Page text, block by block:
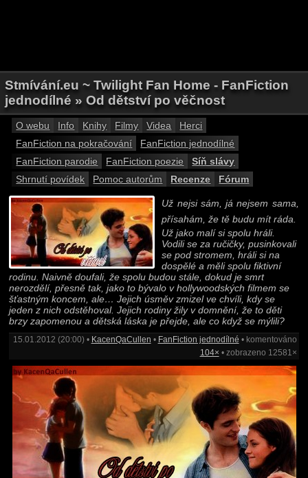
Stmívání.eu ~ Twilight Fan Home - FanFiction
jednodílné » Od dětství po věčnost
O webu Info Knihy Filmy Videa
Herci
FanFiction na pokračování
FanFiction jednodílné
FanFiction parodie
FanFiction poezie
Síň slávy
Shrnutí povídek
Pomoc autorům Recenze Fórum
Už nejsi sám, já nejsem sama,
přísahám, že tě budu mít ráda.
Už jako malí si spolu hráli.
Vodili se za ručičky, pusinkovali
se pod stromem, hráli si na
dospělé a měli spolu fiktivní
rodinu. Naivně doufali, že spolu budou stále, dokud je smrt
nerozdělí, přesně tak, jako to bývalo v hollywoodských filmem se
šťastným koncem, ale… Jejich úsměv zmizel ve chvíli, kdy se
jeden z nich odstěhoval. Jejich rodiny žily v domnění, že to děti
brzy zapomenou a dětská láska je přejde, ale co když se mýlili?
15.01.2012 (20:00) • KacenQaCullen • FanFiction jednodílné • komentováno
104× • zobrazeno 12581×